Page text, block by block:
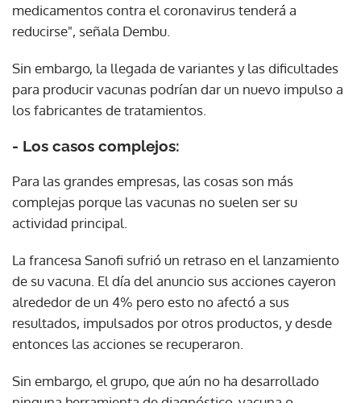
medicamentos contra el coronavirus tenderá a
reducirse", señala Dembu.
Sin embargo, la llegada de variantes y las dificultades
para producir vacunas podrían dar un nuevo impulso a
los fabricantes de tratamientos.
- Los casos complejos:
Para las grandes empresas, las cosas son más
complejas porque las vacunas no suelen ser su
actividad principal.
La francesa Sanofi sufrió un retraso en el lanzamiento
de su vacuna. El día del anuncio sus acciones cayeron
alrededor de un 4% pero esto no afectó a sus
resultados, impulsados por otros productos, y desde
entonces las acciones se recuperaron.
Sin embargo, el grupo, que aún no ha desarrollado